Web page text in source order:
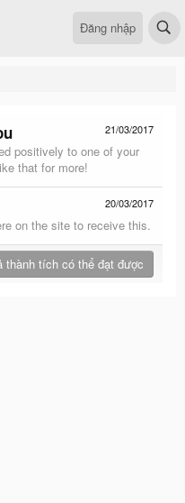
Đăng nhập
21/03/2017
positively to one of your
that for more!
20/03/2017
on the site to receive this.
thành tích có thể đạt được